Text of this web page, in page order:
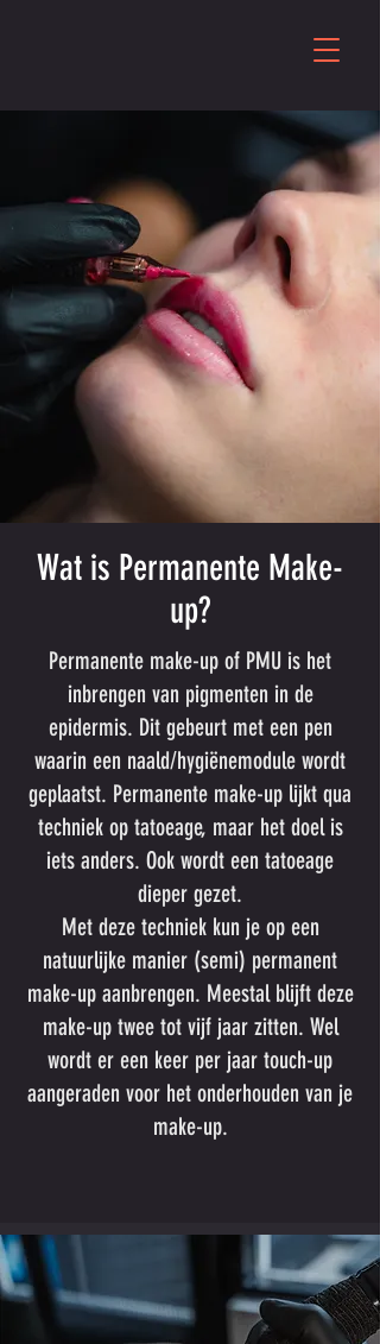
Wat is Permanente Make-
up?
Permanente make-up of PMU is het
inbrengen van pigmenten in de
epidermis. Dit gebeurt met een pen
waarin een naald/hygiënemodule wordt
geplaatst. Permanente make-up lijkt qua
techniek op tatoeage, maar het doel is
iets anders. Ook wordt een tatoeage
dieper gezet.
Met deze techniek kun je op een
natuurlijke manier (semi) permanent
make-up aanbrengen. Meestal blijft deze
make-up twee tot vijf jaar zitten. Wel
wordt er een keer per jaar touch-up
aangeraden voor het onderhouden van je
make-up.